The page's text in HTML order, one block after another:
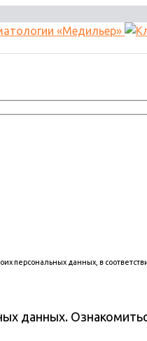
персональных данных, в
данных.